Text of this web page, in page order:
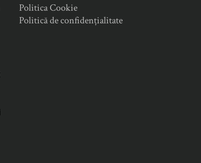
Politica Cookie
Politică de confidențialitate